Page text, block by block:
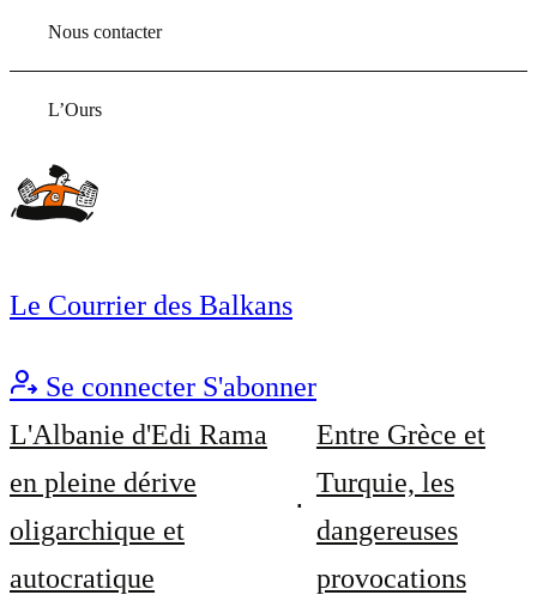
Nous contacter
L’Ours
Le Courrier des Balkans
Se connecter S'abonner
L'Albanie d'Edi Rama
en pleine dérive
oligarchique et
autocratique
Entre Grèce et
Turquie, les
dangereuses
provocations